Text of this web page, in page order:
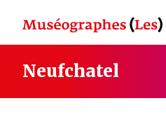
content
Neufchatel